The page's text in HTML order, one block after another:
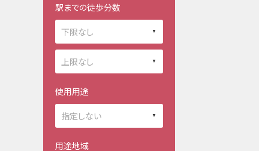
駅までの徒歩分数
使用用途
用途地域